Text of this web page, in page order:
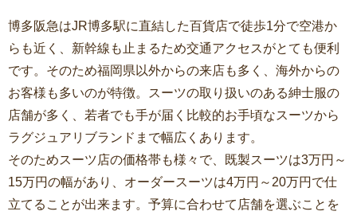
博多阪急はJR博多駅に直結した百貨店で徒歩1分で空港か
らも近く、新幹線も止まるため交通アクセスがとても便利
です。そのため福岡県以外からの来店も多く、海外からの
お客様も多いのが特徴。スーツの取り扱いのある紳士服の
店舗が多く、若者でも手が届く比較的お手頃なスーツから
ラグジュアリブランドまで幅広くあります。
そのためスーツ店の価格帯も様々で、既製スーツは3万円～
15万円の幅があり、オーダースーツは4万円～20万円で仕
立てることが出来ます。予算に合わせて店舗を選ぶことを